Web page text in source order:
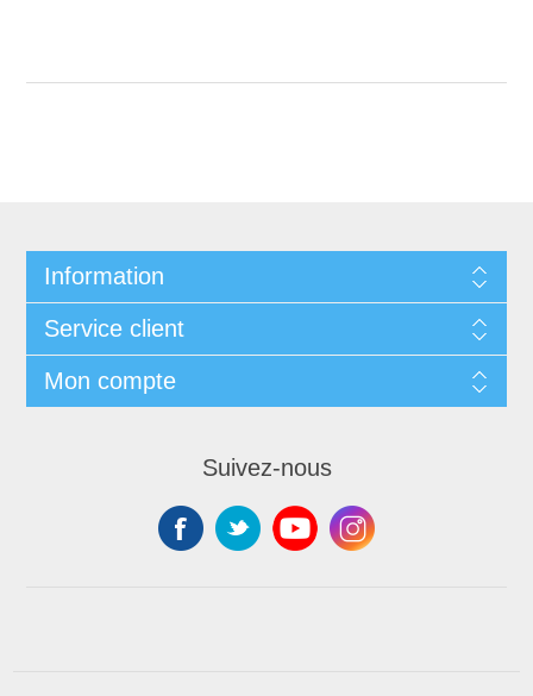
Information
Service client
Mon compte
Suivez-nous